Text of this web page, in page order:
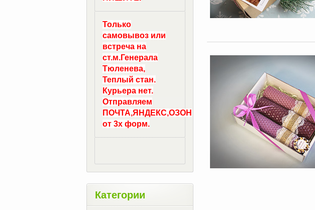
Только
самовывоз или
встреча на
ст.м.Генерала
Тюленева,
Теплый стан.
Курьера нет.
Отправляем
ПОЧТА,ЯНДЕКС,ОЗОН
от 3х форм.
Категории